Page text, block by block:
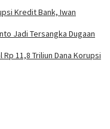
Kredit Bank, Iwan
Jadi Tersangka Dugaan
11,8 Triliun Dana Korupsi